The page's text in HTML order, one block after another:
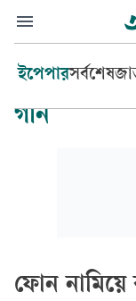
ইপেপারসর্বশেষ
গান
ফোন